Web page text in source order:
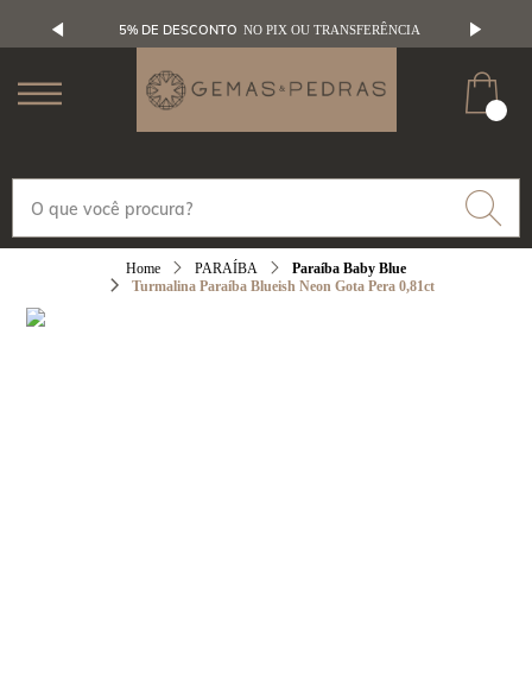
5% DE DESCONTO NO PIX OU TRANSFERÊNCIA
PARAÍBA
Paraíba Baby Blue
Turmalina Paraíba Blueish Neon Gota Pera 0,81ct